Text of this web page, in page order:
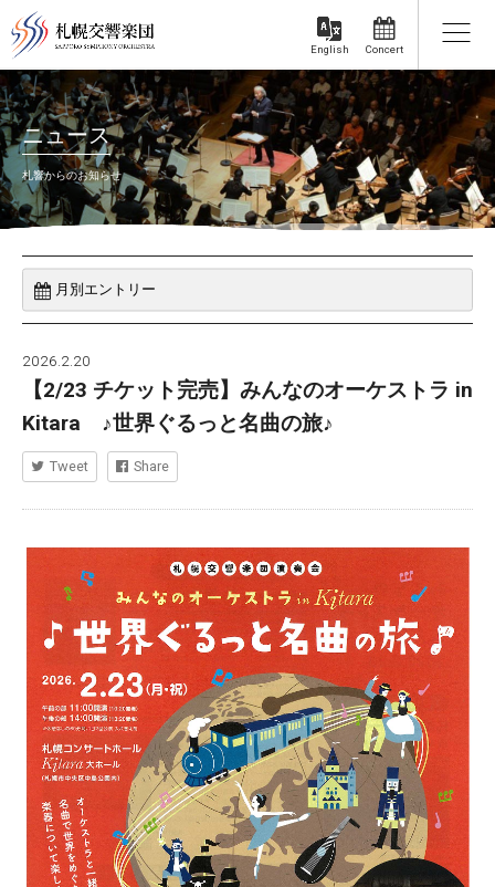
Concert
English
ニュース
札響からのお知らせ
2026.2.20
【2/23 チケット完売】みんなのオーケストラ in
Kitara ♪世界ぐるっと名曲の旅♪
Tweet Share